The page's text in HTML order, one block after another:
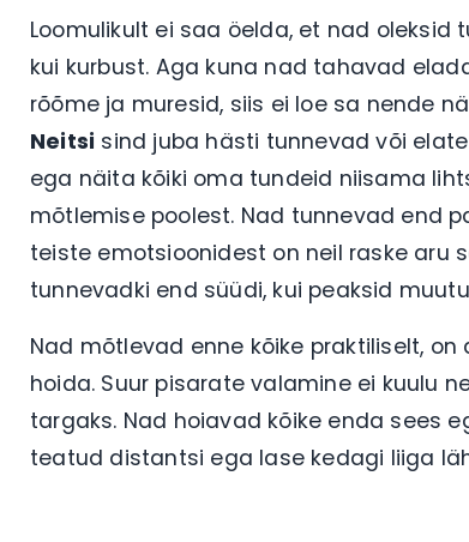
Loomulikult ei saa öelda, et nad
kui kurbust. Aga kuna nad tahavad
rõõme ja muresid, siis ei loe sa nende
Neitsi sind juba hästi tunnevad või
ega näita kõiki oma tundeid niisama
mõtlemise poolest. Nad tunnevad end
teiste emotsioonidest on neil raske aru
tunnevadki end süüdi, kui peaksid
Nad mõtlevad enne kõike praktiliselt,
hoida. Suur pisarate valamine ei kuulu
targaks. Nad hoiavad kõike enda sees
teatud distantsi ega lase kedagi liiga